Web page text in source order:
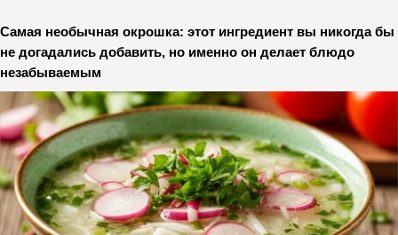
Самая необычная окрошка: этот ингредиент вы никогда бы
не догадались добавить, но именно он делает блюдо
незабываемым